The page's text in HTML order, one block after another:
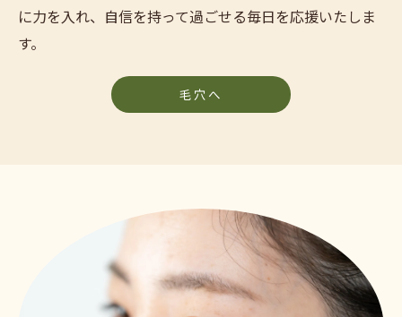
に力を入れ、自信を持って過ごせる毎日を応援いたしま
す。
毛穴へ